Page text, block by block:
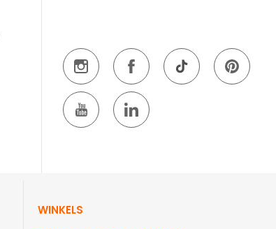
WINKELS